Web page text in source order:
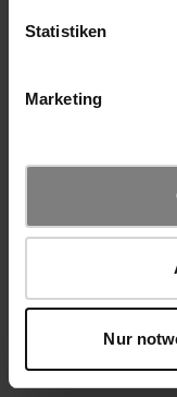
Statistiken
Marketing
Nur